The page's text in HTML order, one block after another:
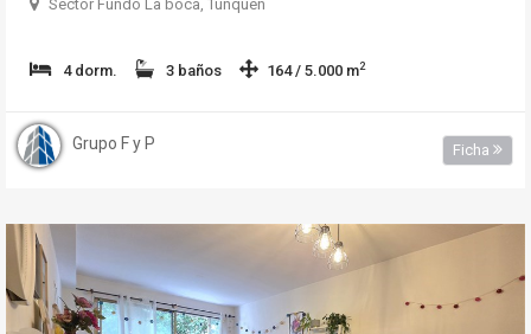
Sector Fundo La boca, Tunquen
4 dorm. 3 baños 164 / 5.000 m2
Grupo F y P Ficha